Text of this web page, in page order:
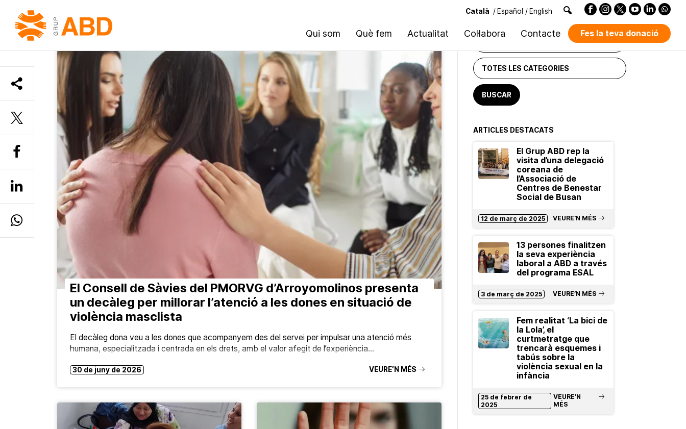
Català / Español / English
Qui som Què fem Actualitat Col·labora Contacte Fes la teva donació
INICI»IGUALTAT DE GÈNERE
El Consell de Sàvies del PMORVG d’Arroyomolinos presenta
un decàleg per millorar l’atenció a les dones en situació de
violència masclista
El decàleg dona veu a les dones que acompanyem des del servei per impulsar una atenció més
humana, especialitzada i centrada en els drets, amb el valor afegit de l’experiència…
30 de juny de 2026 VEURE’N MÉS
ARTICLES DESTACATS
El Grup ABD rep la
visita d’una delegació
coreana de
l’Associació de
Centres de Benestar
Social de Busan
12 de març de 2025 VEURE’N MÉS
13 persones finalitzen
la seva experiència
laboral a ABD a través
del programa ESAL
3 de març de 2025 VEURE’N MÉS
Fem realitat ‘La bici de
la Lola’, el
curtmetratge que
trencarà esquemes i
tabús sobre la
violència sexual en la
infància
25 de febrer de
2025
VEURE’N
MÉS